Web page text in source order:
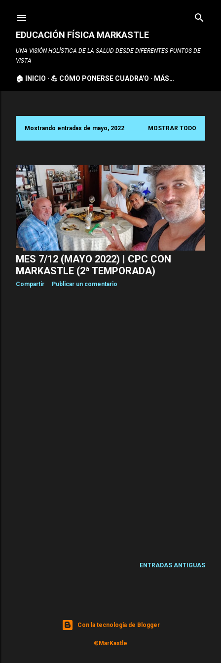
EDUCACIÓN FÍSICA MARKASTLE
UNA VISIÓN HOLÍSTICA DE LA SALUD DESDE DIFERENTES PUNTOS DE
VISTA
🏠 INICIO 💪 CÓMO PONERSE CUADRA'O MÁS…
E
t
r
a
d
a
s
Mostrando entradas de mayo, 2022 MOSTRAR TODO
MES 7/12 (MAYO 2022) | CPC CON
MARKASTLE (2ª TEMPORADA)
Compartir Publicar un comentario
ENTRADAS ANTIGUAS
Con la tecnología de Blogger
©MarKastle